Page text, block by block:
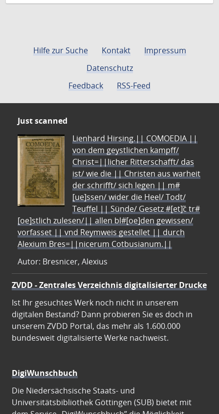
Hilfe zur Suche Kontakt
Impressum
Datenschutz
Feedback
RSS-Feed
Just scanned
Lienhard Hirsing.|| COMOEDIA ||
von dem geystlichen kampff/
Christ=||licher Ritterschafft/ das
ist/ wie die || Christen aus warheit
der schrifft/ sich legen || m#
[ue]ssen/ wider die Heel/ Todt/
Teuffel || Sünde/ Gesetz #[et]c̃ tr#
[oe]stlich zulesen/|| allen bl#[oe]den gewissen/
vorfasset || vnd Reymweis gestellet || durch
Alexium Bres=||nicerum Cotbusianum.||
Autor: Bresnicer, Alexius
ZVDD - Zentrales Verzeichnis digitalisierter Drucke
Ist Ihr gesuchtes Werk noch nicht in unserem
digitalen Bestand? Dann probieren Sie es doch in
unserem ZVDD Portal, das mehr als 1.600.000
bundesweit digitalisierte Werke nachweist.
DigiWunschbuch
Die Niedersächsische Staats- und
Universitätsbibliothek Göttingen (SUB) bietet mit